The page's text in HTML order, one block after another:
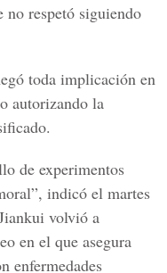
respetó siguiendo
toda implicación en
autorizando la
de experimentos
indicó el martes
volvió a
en el que asegura
enfermedades